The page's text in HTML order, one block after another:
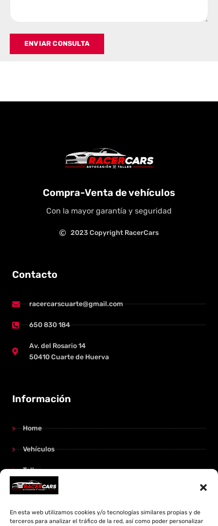
En esta web utilizamos cookies y/o tecnologías similares propias y de
terceros para analizar el tráfico de la red, así como poder personalizar
ENVIAR CONSULTA
Compra-Venta de vehículos
Con la mayor garantía y seguridad
2023 Copyright RacerCars
Contacto
racercarscuarte@gmail.com
650 830 184
Av. del Rosario 14
50410 Cuarte de Huerva
Información
Home
Vehículos
Taller
Contacto